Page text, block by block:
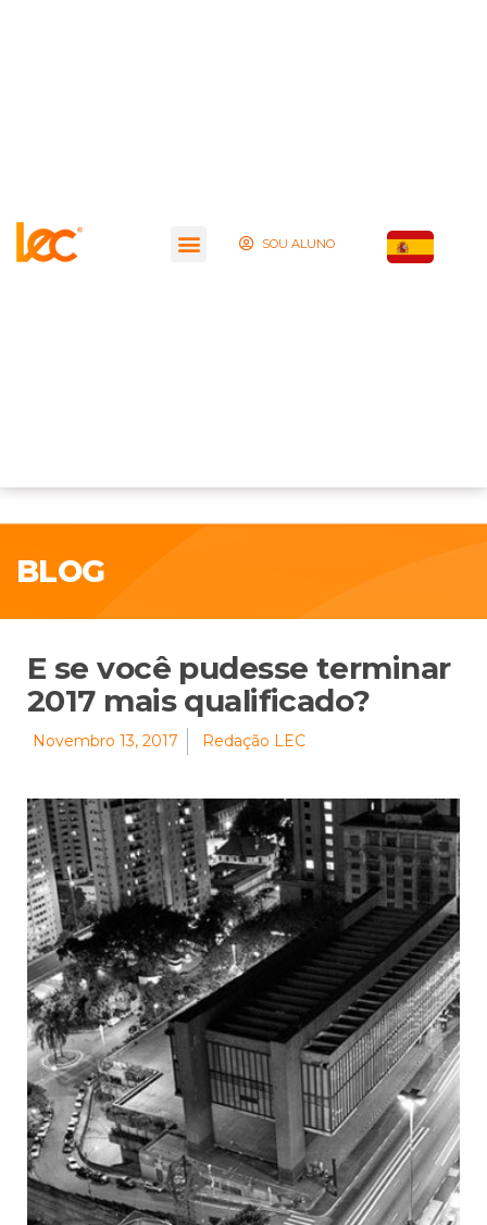
SOU ALUNO
BLOG
E se você pudesse terminar
2017 mais qualificado?
Novembro 13, 2017 Redação LEC